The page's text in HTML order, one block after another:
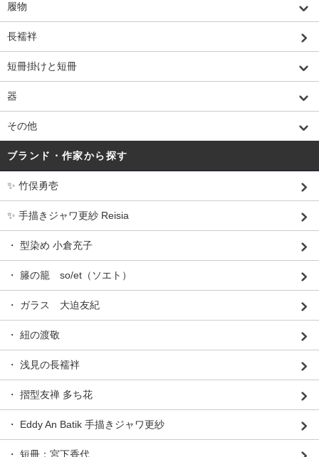
履物
長襦袢
短冊掛けと短冊
器
その他
ブランド・作家から探す
✨ 竹俣勇壱
✨ 手描きジャワ更紗 Reisia
・ 型染め 小倉充子
・ 籐の籠 so/et（ソエト）
・ ガラス 大迫友紀
・ 紐の渡敬
・ 浅見の長襦袢
・ 摺型友禅 多ち花
・ Eddy An Batik 手描きジャワ更紗
・ 短冊：宮下香代